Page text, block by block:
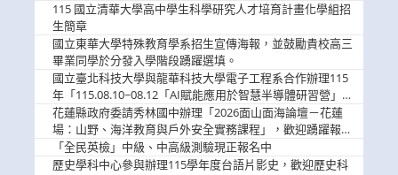
115 國立清華大學高中學生科學研究人才培育計畫化學組招
生簡章
國立東華大學特殊教育學系招生宣傳海報，並鼓勵貴校高三
畢業同學於分發入學階段踴躍選填。
國立臺北科技大學與龍華科技大學電子工程系合作辦理115
年「115.08.10~08.12「AI賦能應用於智慧半導體研習營」，
歡迎學生踴躍報名參加
花蓮縣政府委請秀林國中辦理「2026面山面海論壇－花蓮
場：山野、海洋教育與戶外安全實務課程」，歡迎踴躍報名
參加
「全民英檢」中級、中高級測驗現正報名中
歷史學科中心參與辦理115學年度台語片影史，歡迎歷史科